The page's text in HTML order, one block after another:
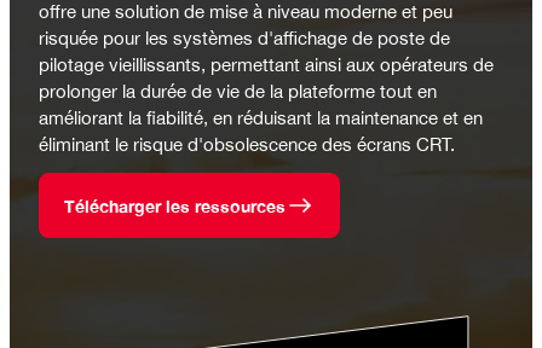
offre une solution de mise à niveau moderne et peu
risquée pour les systèmes d'affichage de poste de
pilotage vieillissants, permettant ainsi aux opérateurs de
prolonger la durée de vie de la plateforme tout en
améliorant la fiabilité, en réduisant la maintenance et en
éliminant le risque d'obsolescence des écrans CRT.
Télécharger les ressources